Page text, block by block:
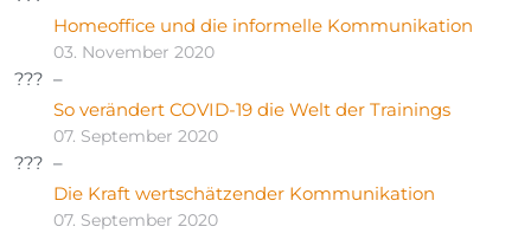
Homeoffice und die informelle Kommunikation
03. November 2020
So verändert COVID-19 die Welt der Trainings
07. September 2020
Die Kraft wertschätzender Kommunikation
07. September 2020